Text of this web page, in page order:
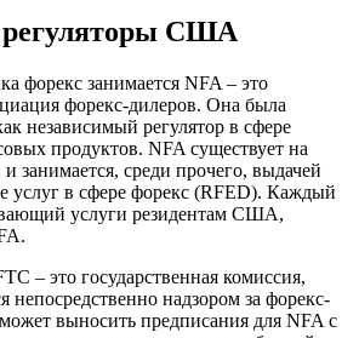
США
форекс занимается NFA – это
форекс-дилеров. Она была
независимый регулятор в сфере
продуктов. NFA существует на
занимается, среди прочего, выдачей
услуг в сфере форекс (RFED). Каждый
услуги резидентам США,
– это государственная комиссия,
непосредственно надзором за форекс-
выносить предписания для NFA с